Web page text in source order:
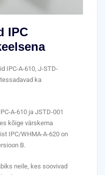
IPC
IPC-A-610, J-STD-
ka
A-610 ja JSTD-001
kõige värskema
IPC/WHMA-A-620 on
B.
neile, kes soovivad